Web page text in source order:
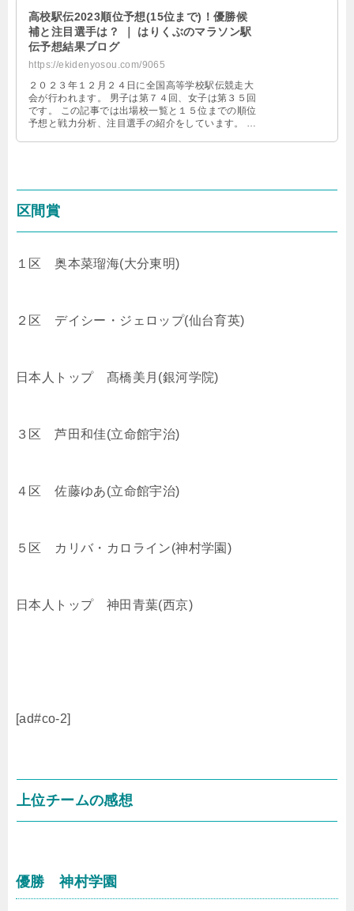
高校駅伝2023順位予想(15位まで)！優勝候
補と注目選手は？ ｜ はりくぶのマラソン駅
伝予想結果ブログ
https://ekidenyosou.com/9065
２０２３年１２月２４日に全国高等学校駅伝競走大
会が行われます。 男子は第７４回、女子は第３５回
です。 この記事では出場校一覧と１５位までの順位
予想と戦力分析、注目選手の紹介をしています。
区間賞
１区奥本菜瑠海(大分東明)
２区 デイシー・ジェロップ(仙台育英)
日本人トップ 髙橋美月(銀河学院)
３区芦田和佳(立命館宇治)
４区佐藤ゆあ(立命館宇治)
５区 カリバ・カロライン(神村学園)
日本人トップ 神田青葉(西京)
[ad#co-2]
上位チームの感想
優勝 神村学園